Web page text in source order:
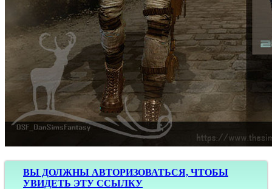
ВЫ ДОЛЖНЫ АВТОРИЗОВАТЬСЯ, ЧТОБЫ
УВИДЕТЬ ЭТУ ССЫЛКУ